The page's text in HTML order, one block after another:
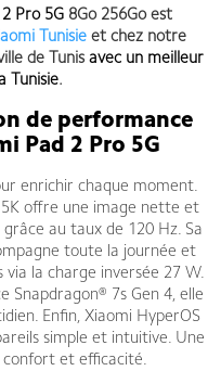
Pro 5G8Go 256Go est
Tunisieet chez notre
de Tunis avec un meilleur
Tunisie.
de performance
Pad 2 Pro 5G
enrichir chaque moment.
offre une image nette et
au taux de 120 Hz. Sa
toute la journée et
la charge inversée 27 W.
Snapdragon® 7s Gen 4, elle
Enfin, Xiaomi HyperOS
simple et intuitive. Une
confort et efficacité.